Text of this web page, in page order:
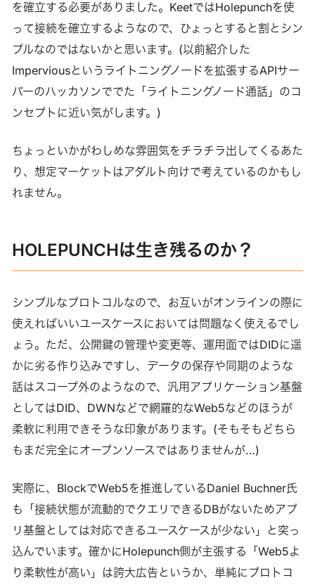
を確立する必要がありました。KeetではHolepunchを使
って接続を確立するようなので、ひょっとすると割とシン
プルなのではないかと思います。(以前紹介した
Imperviousというライトニングノードを拡張するAPIサー
バーのハッカソンででた「ライトニングノード通話」のコ
ンセプトに近い気がします。)
ちょっといかがわしめな雰囲気をチラチラ出してくるあた
り、想定マーケットはアダルト向けで考えているのかもし
れません。
HOLEPUNCHは生き残るのか？
シンプルなプロトコルなので、お互いがオンラインの際に
使えればいいユースケースにおいては問題なく使えるでし
ょう。ただ、公開鍵の管理や変更等、運用面ではDIDに遥
かに劣る作り込みですし、データの保存や同期のような
話はスコープ外のようなので、汎用アプリケーション基盤
としてはDID、DWNなどで網羅的なWeb5などのほうが
柔軟に利用できそうな印象があります。(そもそもどちら
もまだ完全にオープンソースではありませんが…)
実際に、BlockでWeb5を推進しているDaniel Buchner氏
も「接続状態が流動的でクエリできるDBがないためアプ
リ基盤としては対応できるユースケースが少ない」と突っ
込んでいます。確かにHolepunch側が主張する「Web5よ
り柔軟性が高い」は誇大広告というか、単純にプロトコ